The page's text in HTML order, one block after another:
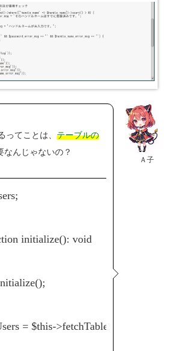
Ａ子
ってことは、テーブルの
なんじゃないの？
initialize(): void
= $this->fetchTable('